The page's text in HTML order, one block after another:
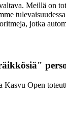
Meillä on
jotka
Open